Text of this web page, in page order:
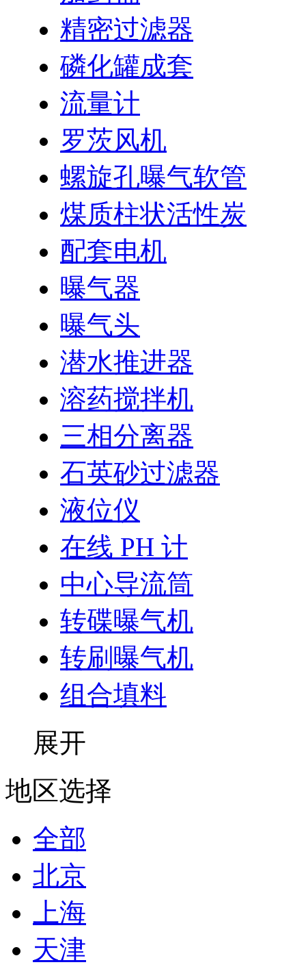
精密过滤器
磷化罐成套
流量计
罗茨风机
螺旋孔曝气软管
煤质柱状活性炭
配套电机
曝气器
曝气头
潜水推进器
溶药搅拌机
三相分离器
石英砂过滤器
液位仪
在线 PH 计
中心导流筒
转碟曝气机
转刷曝气机
组合填料
展开
地区选择
全部
北京
上海
天津